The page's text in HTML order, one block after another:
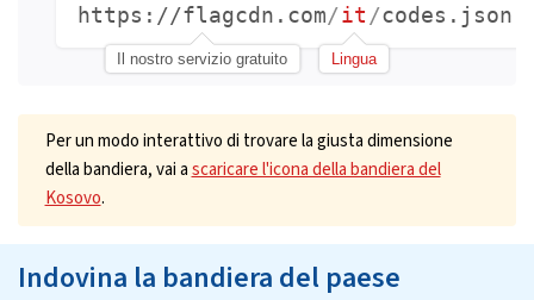
https://flagcdn.com
Il nostro servizio gratuito
/it
Lingua
/codes.json
Per un modo interattivo di trovare la giusta dimensione
della bandiera, vai ascaricare l'icona della bandiera del
Kosovo.
Indovina la bandiera del paese